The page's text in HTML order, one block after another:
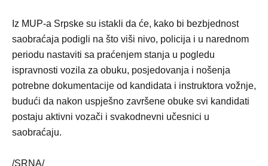
Iz MUP-a Srpske su istakli da će, kako bi bezbjednost
saobraćaja podigli na što viši nivo, policija i u narednom
periodu nastaviti sa praćenjem stanja u pogledu
ispravnosti vozila za obuku, posjedovanja i nošenja
potrebne dokumentacije od kandidata i instruktora vožnje,
budući da nakon uspješno završene obuke svi kandidati
postaju aktivni vozači i svakodnevni učesnici u
saobraćaju.
/SRNA/